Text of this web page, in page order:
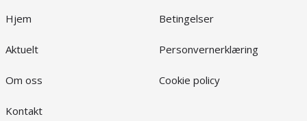
Hjem
Aktuelt
Om oss
Kontakt
Betingelser
Personvernerklæring
Cookie policy